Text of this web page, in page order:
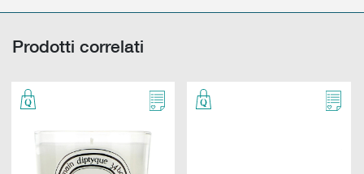
Prodotti correlati